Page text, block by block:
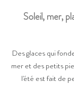
Soleil, mer,
Des glaces qui
mer et des petits
l'été est fait de